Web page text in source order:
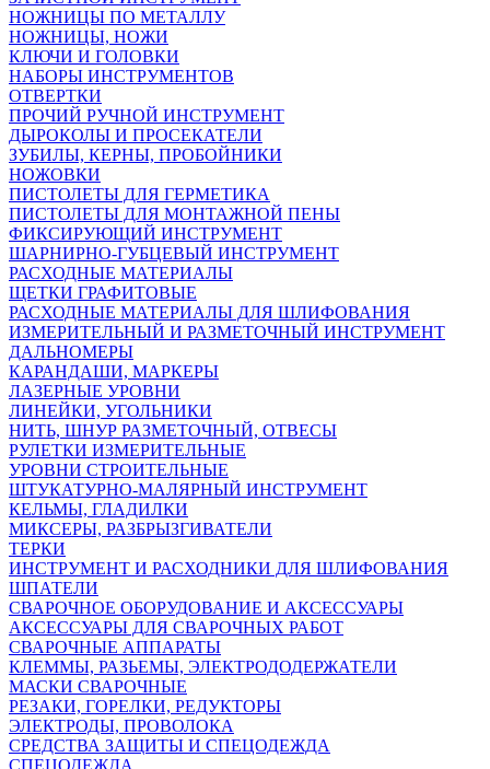
НОЖНИЦЫ ПО МЕТАЛЛУ
НОЖНИЦЫ, НОЖИ
КЛЮЧИ И ГОЛОВКИ
НАБОРЫ ИНСТРУМЕНТОВ
ОТВЕРТКИ
ПРОЧИЙ РУЧНОЙ ИНСТРУМЕНТ
ДЫРОКОЛЫ И ПРОСЕКАТЕЛИ
ЗУБИЛЫ, КЕРНЫ, ПРОБОЙНИКИ
НОЖОВКИ
ПИСТОЛЕТЫ ДЛЯ ГЕРМЕТИКА
ПИСТОЛЕТЫ ДЛЯ МОНТАЖНОЙ ПЕНЫ
ФИКСИРУЮЩИЙ ИНСТРУМЕНТ
ШАРНИРНО-ГУБЦЕВЫЙ ИНСТРУМЕНТ
РАСХОДНЫЕ МАТЕРИАЛЫ
ЩЕТКИ ГРАФИТОВЫЕ
РАСХОДНЫЕ МАТЕРИАЛЫ ДЛЯ ШЛИФОВАНИЯ
ИЗМЕРИТЕЛЬНЫЙ И РАЗМЕТОЧНЫЙ ИНСТРУМЕНТ
ДАЛЬНОМЕРЫ
КАРАНДАШИ, МАРКЕРЫ
ЛАЗЕРНЫЕ УРОВНИ
ЛИНЕЙКИ, УГОЛЬНИКИ
НИТЬ, ШНУР РАЗМЕТОЧНЫЙ, ОТВЕСЫ
РУЛЕТКИ ИЗМЕРИТЕЛЬНЫЕ
УРОВНИ СТРОИТЕЛЬНЫЕ
ШТУКАТУРНО-МАЛЯРНЫЙ ИНСТРУМЕНТ
КЕЛЬМЫ, ГЛАДИЛКИ
МИКСЕРЫ, РАЗБРЫЗГИВАТЕЛИ
ТЕРКИ
ИНСТРУМЕНТ И РАСХОДНИКИ ДЛЯ ШЛИФОВАНИЯ
ШПАТЕЛИ
СВАРОЧНОЕ ОБОРУДОВАНИЕ И АКСЕССУАРЫ
АКСЕССУАРЫ ДЛЯ СВАРОЧНЫХ РАБОТ
СВАРОЧНЫЕ АППАРАТЫ
КЛЕММЫ, РАЗЬЕМЫ, ЭЛЕКТРОДОДЕРЖАТЕЛИ
МАСКИ СВАРОЧНЫЕ
РЕЗАКИ, ГОРЕЛКИ, РЕДУКТОРЫ
ЭЛЕКТРОДЫ, ПРОВОЛОКА
СРЕДСТВА ЗАЩИТЫ И СПЕЦОДЕЖДА
СПЕЦОДЕЖДА